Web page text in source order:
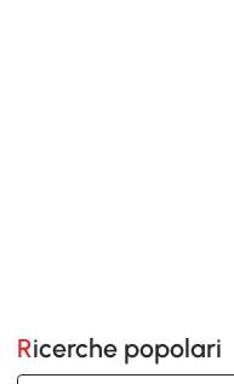
Ricerche popolari